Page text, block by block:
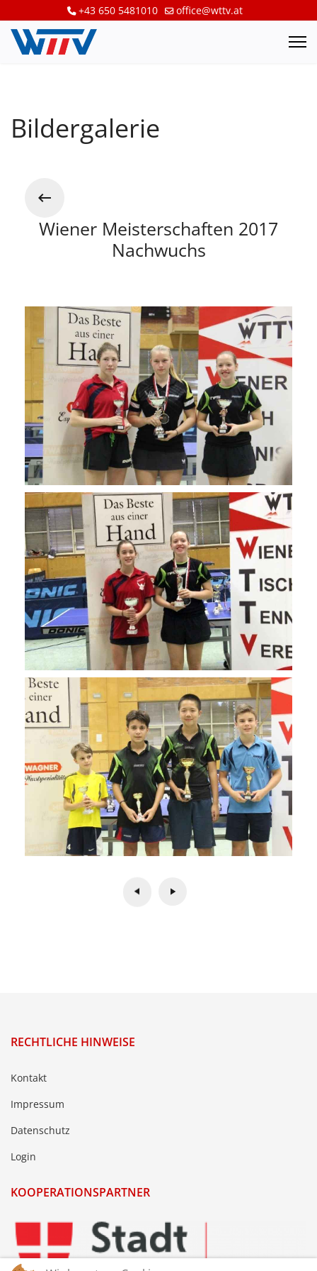
+43 650 5481010 office@wttv.at
Bildergalerie
Wiener Meisterschaften 2017
Nachwuchs
RECHTLICHE HINWEISE
Kontakt
Impressum
Datenschutz
Login
KOOPERATIONSPARTNER